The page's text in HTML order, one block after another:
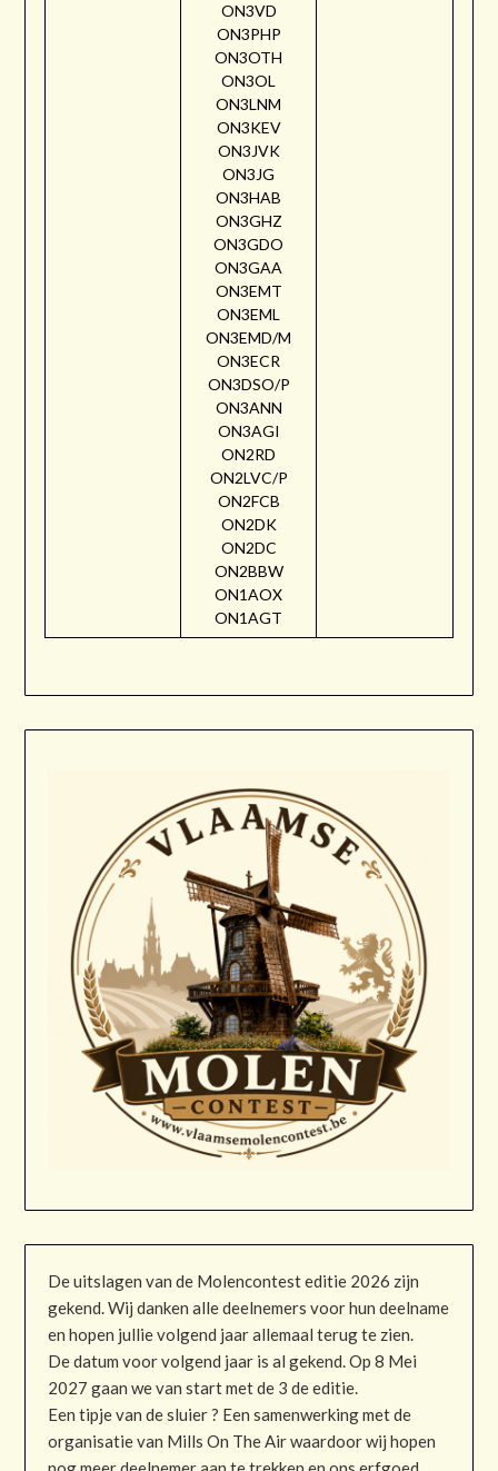
ON3VD
ON3PHP
ON3OTH
ON3OL
ON3LNM
ON3KEV
ON3JVK
ON3JG
ON3HAB
ON3GHZ
ON3GDO
ON3GAA
ON3EMT
ON3EML
ON3EMD/M
ON3ECR
ON3DSO/P
ON3ANN
ON3AGI
ON2RD
ON2LVC/P
ON2FCB
ON2DK
ON2DC
ON2BBW
ON1AOX
ON1AGT
De uitslagen van de Molencontest editie 2026 zijn
gekend. Wij danken alle deelnemers voor hun deelname
en hopen jullie volgend jaar allemaal terug te zien.
De datum voor volgend jaar is al gekend. Op 8 Mei
2027 gaan we van start met de 3 de editie.
Een tipje van de sluier ? Een samenwerking met de
organisatie van Mills On The Air waardoor wij hopen